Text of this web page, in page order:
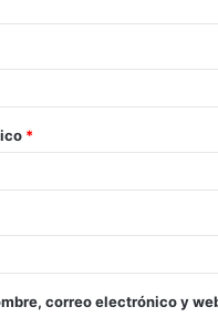
*
correo electrónico y